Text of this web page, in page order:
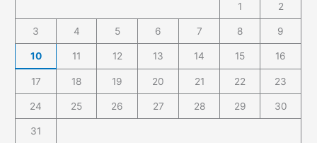
1 2
3 4 5 6 7 8 9
10 11 12 13 14 15 16
17 18 19 20 21 22 23
24 25 26 27 28 29 30
31